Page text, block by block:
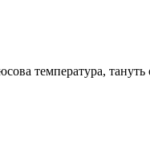
температура, тануть